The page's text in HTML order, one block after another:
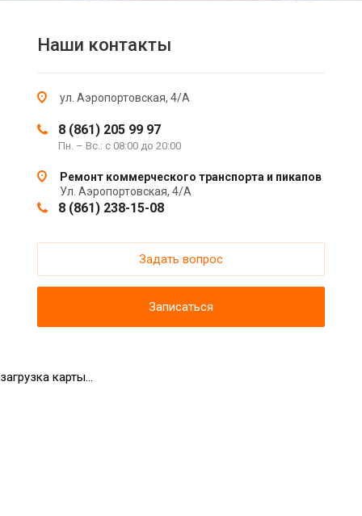
Наши контакты
ул. Аэропортовская, 4/А
8 (861) 205 99 97
Пн. – Вс.: с 08:00 до 20:00
Ремонт коммерческого транспорта и пикапов
Ул. Аэропортовская, 4/А
8 (861) 238-15-08
Задать вопрос
Записаться
загрузка карты...